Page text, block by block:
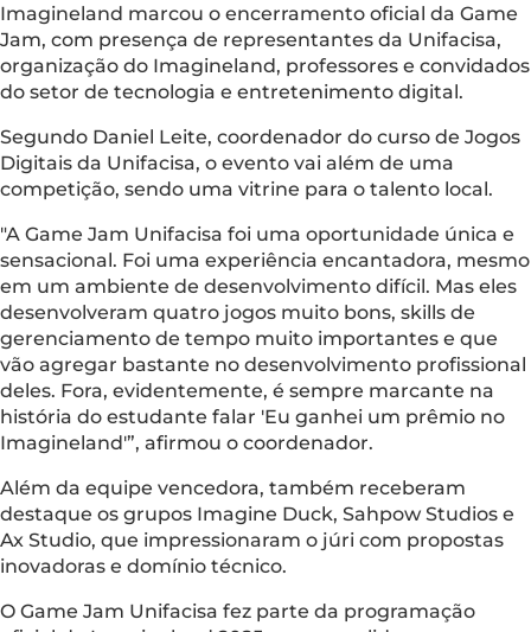
Imagineland marcou o encerramento oficial da Game
Jam, com presença de representantes da Unifacisa,
organização do Imagineland, professores e convidados
do setor de tecnologia e entretenimento digital.
Segundo Daniel Leite, coordenador do curso de Jogos
Digitais da Unifacisa, o evento vai além de uma
competição, sendo uma vitrine para o talento local.
"A Game Jam Unifacisa foi uma oportunidade única e
sensacional. Foi uma experiência encantadora, mesmo
em um ambiente de desenvolvimento difícil. Mas eles
desenvolveram quatro jogos muito bons, skills de
gerenciamento de tempo muito importantes e que
vão agregar bastante no desenvolvimento profissional
deles. Fora, evidentemente, é sempre marcante na
história do estudante falar 'Eu ganhei um prêmio no
Imagineland'”, afirmou o coordenador.
Além da equipe vencedora, também receberam
destaque os grupos Imagine Duck, Sahpow Studios e
Ax Studio, que impressionaram o júri com propostas
inovadoras e domínio técnico.
O Game Jam Unifacisa fez parte da programação